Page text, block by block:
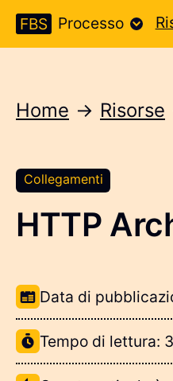
FBS Processo
Home → Risorse
Collegamenti
HTTP
Informazioni
Data di
Tempo di lettura: